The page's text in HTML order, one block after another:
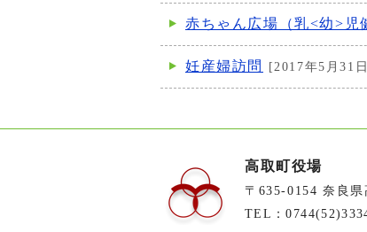
赤ちゃん広場（乳<幼>児
妊産婦訪問 [2017年5月31
高取町役場
〒635-0154 奈良
TEL：